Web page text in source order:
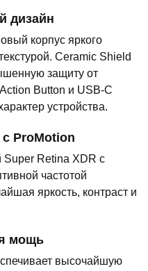
дизайн
корпус яркого
Ceramic Shield
защиту от
Button и USB-C
устройства.
ProMotion
Retina XDR с
частотой
яркость, контраст и
мощь
высочайшую